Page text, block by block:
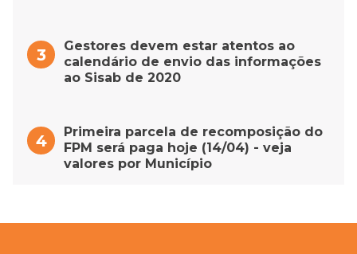
Gestores devem estar atentos ao
calendário de envio das informações
ao Sisab de 2020
Primeira parcela de recomposição do
FPM será paga hoje (14/04) - veja
valores por Município